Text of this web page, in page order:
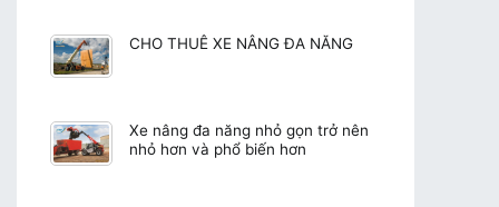
CHO THUÊ XE NÂNG ĐA NĂNG
Xe nâng đa năng nhỏ gọn trở nên
nhỏ hơn và phổ biến hơn